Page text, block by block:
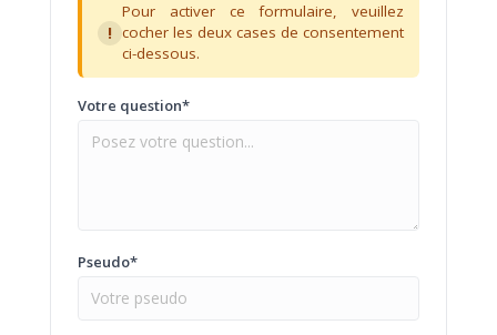
!
Pour activer ce formulaire, veuillez
cocher les deux cases de consentement
ci-dessous.
Votre question*
Pseudo*